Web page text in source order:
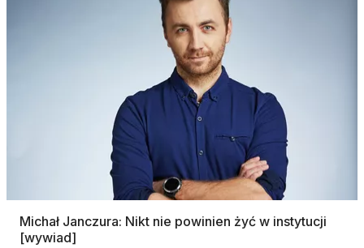
Michał Janczura: Nikt nie powinien żyć w instytucji
[wywiad]